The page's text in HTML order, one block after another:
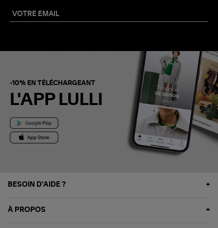
-10% EN TÉLÉCHARGEANT
L'APP LULLI
BESOIN D'AIDE ?
À PROPOS